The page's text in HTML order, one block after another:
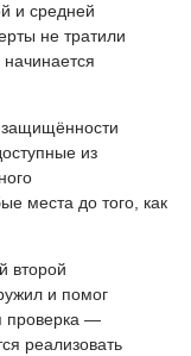
и средней
не тратили
из
места до того, как
второй
и помог
проверка —
реализовать